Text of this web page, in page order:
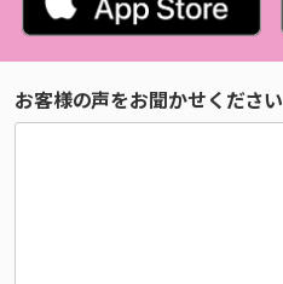
お客様の声をお聞かせください